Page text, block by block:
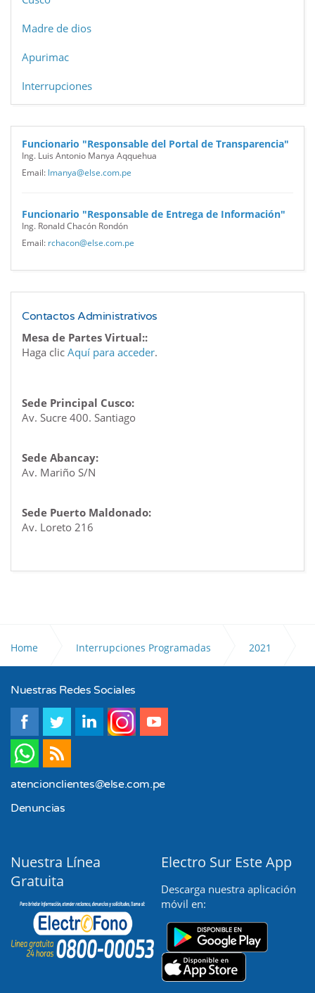
Madre de dios
Apurimac
Interrupciones
Funcionario "Responsable del Portal de Transparencia"
Ing. Luis Antonio Manya Aqquehua
Email: lmanya@else.com.pe
Funcionario "Responsable de Entrega de Información"
Ing. Ronald Chacón Rondón
Email: rchacon@else.com.pe
Contactos Administrativos
Mesa de Partes Virtual::
Haga clic Aquí para acceder.
Sede Principal Cusco:
Av. Sucre 400. Santiago
Sede Abancay:
Av. Mariño S/N
Sede Puerto Maldonado:
Av. Loreto 216
Home Interrupciones Programadas 2021
Marzo
Nuestras Redes Sociales
atencionclientes@else.com.pe
Denuncias
Nuestra Línea
Gratuita
Electro Sur Este App
Descarga nuestra aplicación
móvil en: